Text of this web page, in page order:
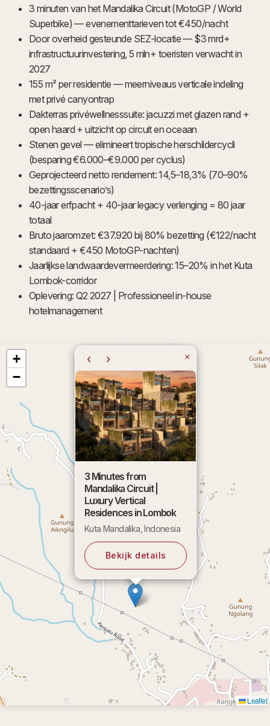
3 minuten van het Mandalika Circuit (MotoGP / World
Superbike) — evenementtarieven tot €450/nacht
Door overheid gesteunde SEZ-locatie — $3 mrd+
infrastructuurinvestering, 5 mln+ toeristen verwacht in
2027
155 m² per residentie — meerniveaus verticale indeling
met privé canyontrap
Dakterras privéwellnesssuite: jacuzzi met glazen rand +
open haard + uitzicht op circuit en oceaan
Stenen gevel — elimineert tropische herschildercycli
(besparing €6.000–€9.000 per cyclus)
Geprojecteerd netto rendement: 14,5–18,3% (70–90%
bezettingsscenario’s)
40-jaar erfpacht + 40-jaar legacy verlenging = 80 jaar
totaal
Bruto jaaromzet: €37.920 bij 80% bezetting (€122/nacht
standaard + €450 MotoGP-nachten)
Jaarlijkse landwaardevermeerdering: 15–20% in het Kuta
Lombok-corridor
Oplevering: Q2 2027 | Professioneel in-house
hotelmanagement
‹ ›
3 Minutes from
Mandalika Circuit |
Luxury Vertical
Residences in Lombok
Kuta Mandalika, Indonesia
Bekijk details
×
+
−
Leaflet